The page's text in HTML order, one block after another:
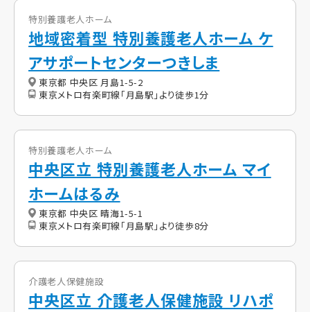
特別養護老人ホーム
地域密着型 特別養護老人ホーム ケ
アサポートセンターつきしま
東京都 中央区 月島1-5-2
東京メトロ有楽町線「月島駅」より徒歩1分
特別養護老人ホーム
中央区立 特別養護老人ホーム マイ
ホームはるみ
東京都 中央区 晴海1-5-1
東京メトロ有楽町線「月島駅」より徒歩8分
介護老人保健施設
中央区立 介護老人保健施設 リハポ